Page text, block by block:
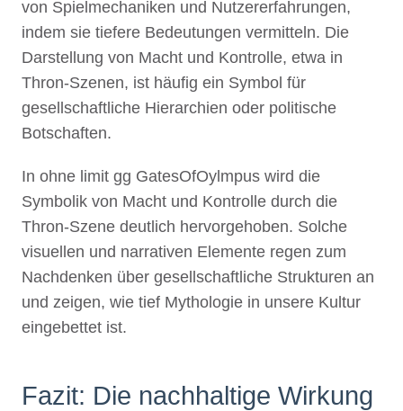
von Spielmechaniken und Nutzererfahrungen,
indem sie tiefere Bedeutungen vermitteln. Die
Darstellung von Macht und Kontrolle, etwa in
Thron-Szenen, ist häufig ein Symbol für
gesellschaftliche Hierarchien oder politische
Botschaften.
In ohne limit gg GatesOfOylmpus wird die
Symbolik von Macht und Kontrolle durch die
Thron-Szene deutlich hervorgehoben. Solche
visuellen und narrativen Elemente regen zum
Nachdenken über gesellschaftliche Strukturen an
und zeigen, wie tief Mythologie in unsere Kultur
eingebettet ist.
Fazit: Die nachhaltige Wirkung